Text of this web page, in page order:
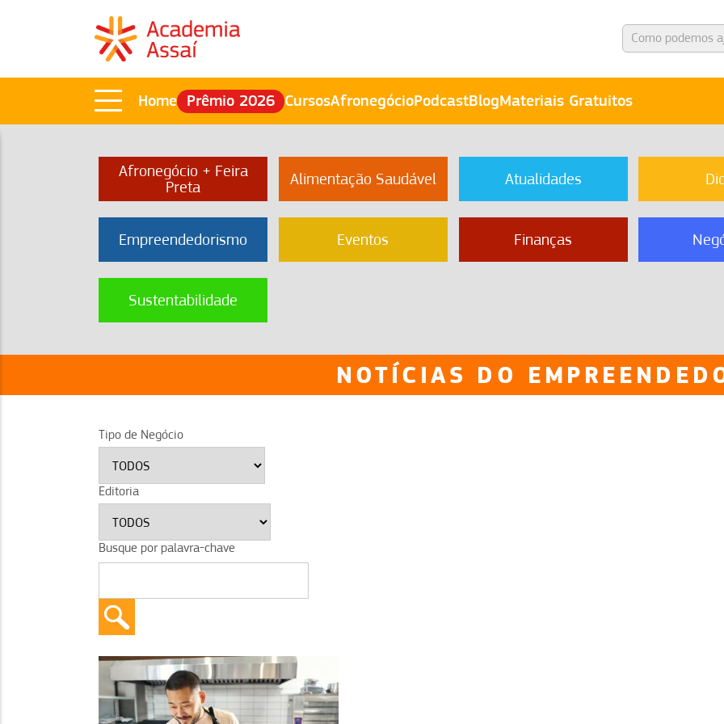
Home Prêmio 2026 CursosAfronegócioPodcastBlogMateriais Gratuitos
Afronegócio + Feira
Preta
Alimentação Saudável Atualidades
Empreendedorismo Eventos Finanças
Sustentabilidade
NOTÍCIAS DO
Tipo de Negócio
Editoria
Busque por palavra-chave